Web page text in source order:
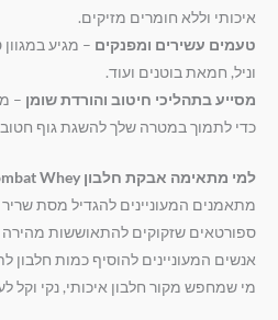
איכותי וללא חומרים מזיקים.
טעמים עשירים ומפנקים – מגיע
וניל, חמאת בוטנים ועוד.
מסייע בתהליכי חיטוב והורדת שומן –
כדי לתמוך במטרה שלך להשגת גוף
למי מתאימה אבקת חלבון Combat Whey?
מתאמנים המעוניינים להגדיל מסת שריר
ספורטאים שזקוקים להתאוששות מהירה
אנשים המעוניינים להוסיף כמות חלבון
מי שמחפש מקור חלבון איכותי, נקי וקל